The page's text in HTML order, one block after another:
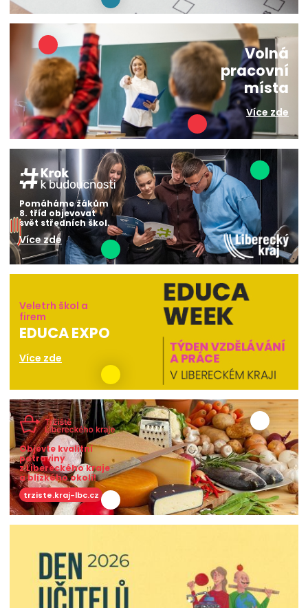
Volná
pracovní
místa
Více zde
Pomáháme žákům
8. tříd objevovat
svět středních škol.
Více zde
Veletrh škol a
firem
EDUCA EXPO
Více zde
Objevte kvalitní
potraviny
z Libereckého kraje
a blízkého okolí!
trziste.kraj-lbc.cz